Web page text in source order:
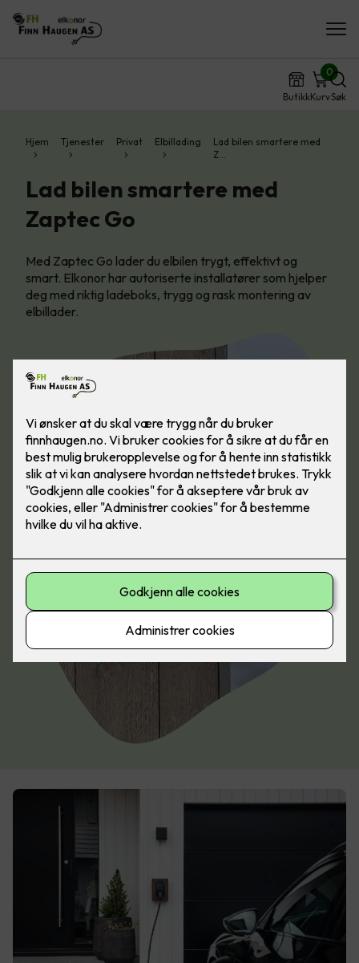
ButikkKurv
0
Søk
Hjem Tjenester Privat Elbillading
Lad bilen smartere med
Z…
Lad bilen smartere med
Zaptec Go
Med Zaptec Go lader du elbilen trygt, effektivt og
smart. Elkonor har autoriserte installatører som hjelper
deg med riktig ladeboks, trygg og rask montering av
elbillader.